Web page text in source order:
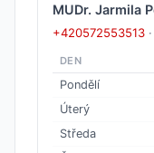
MUDr. Jarmila
+420572553513 ·
DEN
Pondělí
Úterý
Středa